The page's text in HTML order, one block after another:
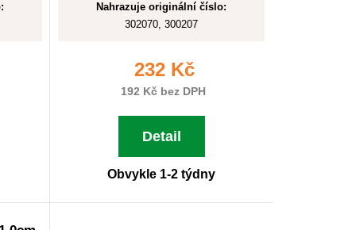
Nahrazuje originální číslo:
302070, 300207
232 Kč
192 Kč bez DPH
Detail
Obvykle 1-2 týdny